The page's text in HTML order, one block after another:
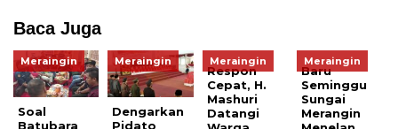
Baca Juga
Meraingin
Soal
Batubara
Meraingin
Dengarkan
Pidato
Meraingin
Respon
Cepat, H.
Mashuri
Datangi
Meraingin
Baru
Seminggu
Sungai
Merangin